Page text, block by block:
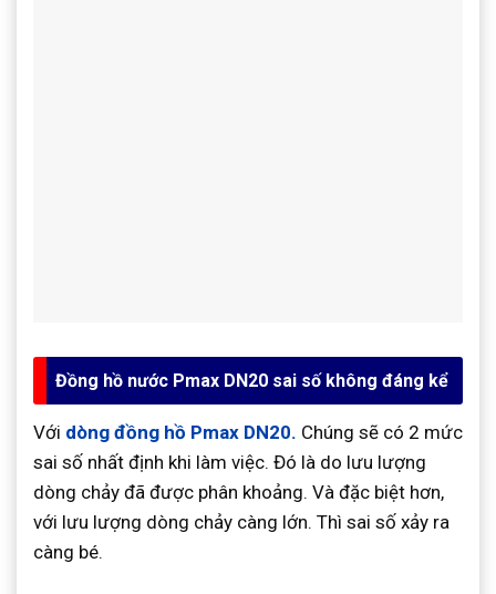
Đồng hồ nước Pmax DN20 sai số không đáng kể
Với dòng đồng hồ Pmax DN20. Chúng sẽ có 2 mức
sai số nhất định khi làm việc. Đó là do lưu lượng
dòng chảy đã được phân khoảng. Và đặc biệt hơn,
với lưu lượng dòng chảy càng lớn. Thì sai số xảy ra
càng bé.